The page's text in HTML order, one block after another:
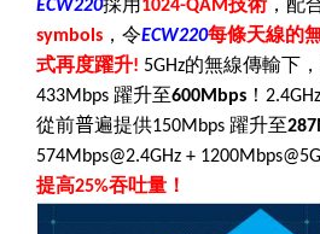
ECW220 1024-QAM
symbols ，令ECW220每條天線的
式再度躍升! 5GHz的無線傳輸下
433Mbps 躍升至600Mbps ！ 2.4GHz
從前普遍提供150Mbps 躍升至
574Mbps@2.4GHz + 1200Mbps@
提高25%吞吐量！